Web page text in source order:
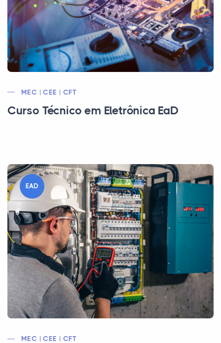
MEC | CEE | CFT
Curso Técnico em Eletrônica EaD
EAD
MEC | CEE | CFT